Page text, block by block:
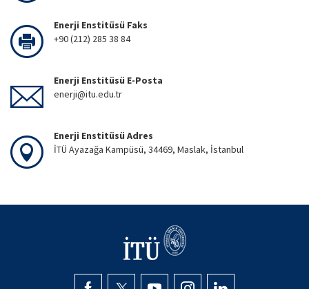
Enerji Enstitüsü Faks
+90 (212) 285 38 84
Enerji Enstitüsü E-Posta
enerji@itu.edu.tr
Enerji Enstitüsü Adres
İTÜ Ayazağa Kampüsü, 34469, Maslak, İstanbul